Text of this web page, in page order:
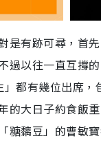
是有跡可尋，首
過以往一直互撐
都有幾位出席
的大日子約食飯
糖黐豆」的曹敏